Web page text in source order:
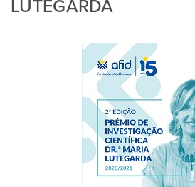
LUTEGARDA